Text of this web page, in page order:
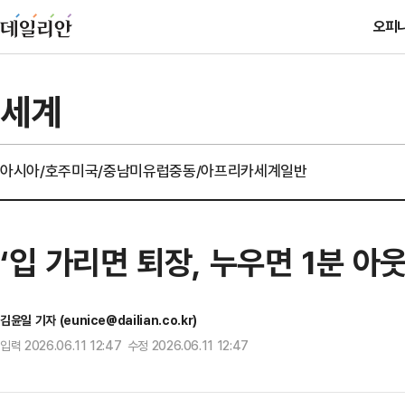
오피
세계
아시아/호주미국/중남미유럽중동/아프리카세계일반
‘입 가리면 퇴장, 누우면 1분 아
김윤일 기자 (eunice@dailian.co.kr)
입력 2026.06.11 12:47 수정 2026.06.11 12:47